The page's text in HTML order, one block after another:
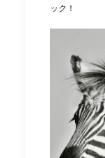
ック！